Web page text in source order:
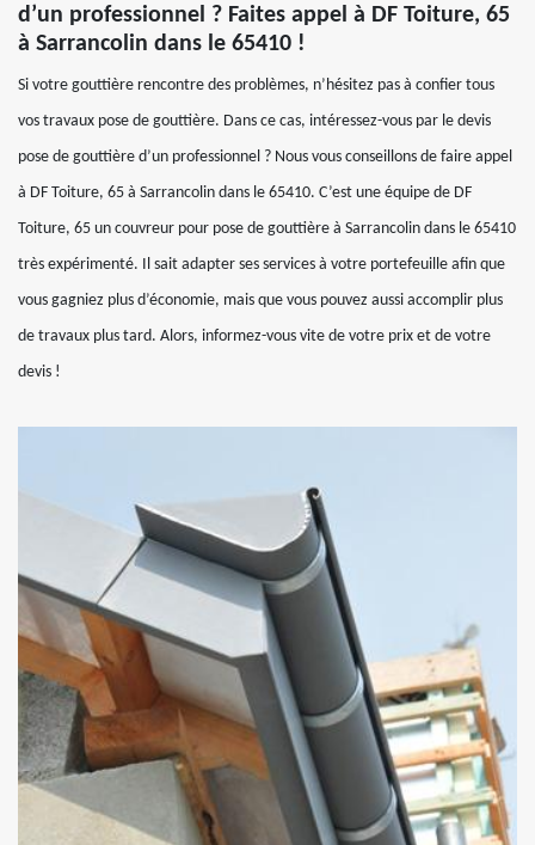
d’un professionnel ? Faites appel à DF Toiture, 65
à Sarrancolin dans le 65410 !
Si votre gouttière rencontre des problèmes, n’hésitez pas à confier tous
vos travaux pose de gouttière. Dans ce cas, intéressez-vous par le devis
pose de gouttière d’un professionnel ? Nous vous conseillons de faire appel
à DF Toiture, 65 à Sarrancolin dans le 65410. C’est une équipe de DF
Toiture, 65 un couvreur pour pose de gouttière à Sarrancolin dans le 65410
très expérimenté. Il sait adapter ses services à votre portefeuille afin que
vous gagniez plus d’économie, mais que vous pouvez aussi accomplir plus
de travaux plus tard. Alors, informez-vous vite de votre prix et de votre
devis !